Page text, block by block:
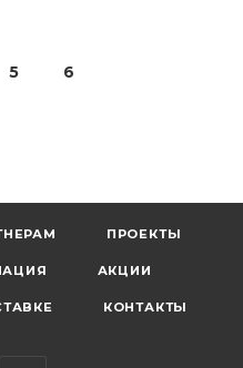
5 6
ПРОЕКТЫ
АКЦИИ
КОНТАКТЫ